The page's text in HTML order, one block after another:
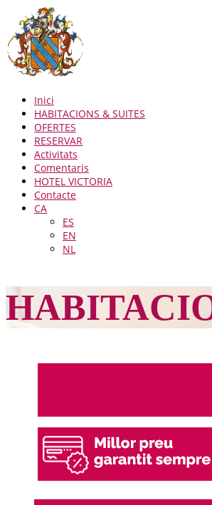
Inici
HABITACIONS & SUITES
OFERTES
RESERVAR
Activitats
Comentaris
HOTEL VICTORIA
Contacte
CA
ES
EN
NL